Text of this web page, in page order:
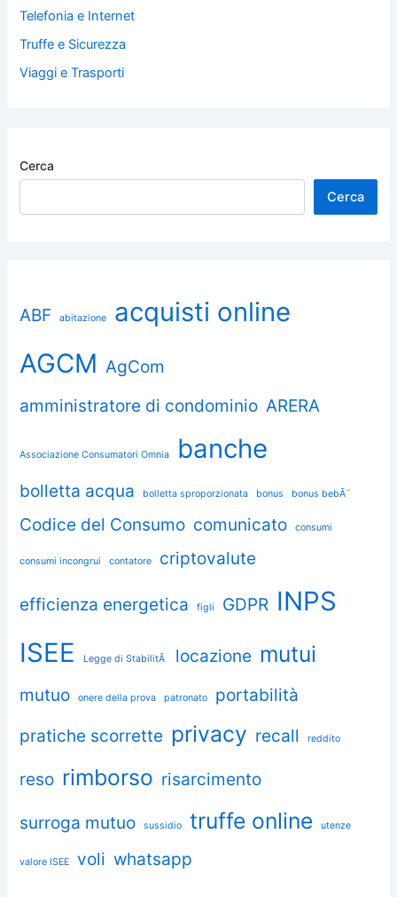
Telefonia e Internet
Truffe e Sicurezza
Viaggi e Trasporti
Cerca
Cerca
ABF abitazione
acquisti online
AGCM AgCom
amministratore di condominio ARERA
Associazione Consumatori Omnia banche
bolletta acqua bolletta sproporzionata bonus bonus bebÃ¨
Codice del Consumo comunicato consumi
consumi incongrui contatore criptovalute
efficienza energetica figli GDPR INPS
ISEE
Legge di StabilitÃ locazione mutui
mutuo onere della prova patronato
portabilità
pratiche scorrette privacy recall reddito
reso rimborso risarcimento
surroga mutuo sussidio truffe online utenze
valore ISEE voli whatsapp